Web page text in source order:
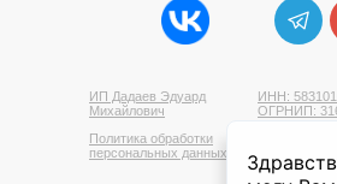
Политика обработки
персональных данных
ИП Дадаев Эдуард
Михайлович
ИНН:
ОГРНИП: